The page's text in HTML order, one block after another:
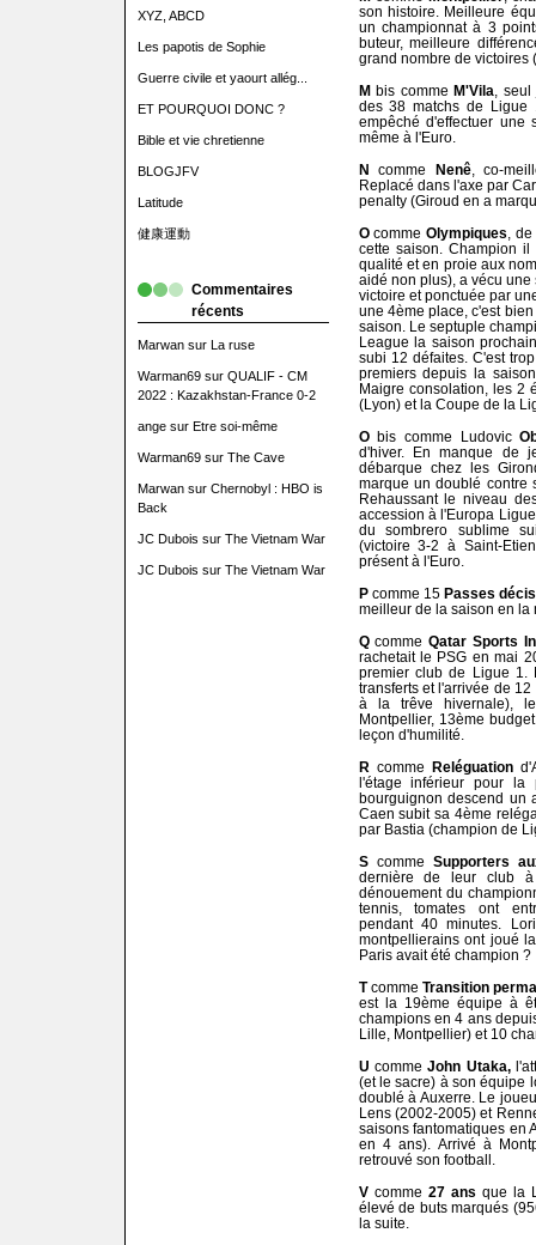
XYZ, ABCD
Les papotis de Sophie
Guerre civile et yaourt allég...
ET POURQUOI DONC ?
Bible et vie chretienne
BLOGJFV
Latitude
健康運動
Commentaires
récents
Marwansur La ruse
Warman69sur QUALIF - CM
2022 : Kazakhstan-France 0-2
angesur Etre soi-même
Warman69sur The Cave
Marwansur Chernobyl : HBO is
Back
JC Dubois sur The Vietnam War
JC Dubois sur The Vietnam War
son histoire. Meilleure
un championnat à 3
buteur, meilleure
grand nombre de victoires
Mbis commeM'Vila ,
des 38 matchs de
empêché d'effectuer une
même à l'Euro.
N comme Nenê, co-
Replacé dans l'axe par
penalty (Giroud en a
OcommeOlympiques ,
cette saison. Champion
qualité et en proie aux
aidé non plus), a vécu
victoire et ponctuée par
une 4ème place, c'est
saison. Le septuple
League la saison
subi 12 défaites. C'est
premiers depuis la
Maigre consolation, les 2
(Lyon) et la Coupe de la
Obis comme Ludovic
d'hiver. En manque de
débarque chez les
marque un doublé contre
Rehaussant le niveau
accession à l'Europa
du sombrero sublime
(victoire 3-2 à Saint-
présent à l'Euro.
Pcomme 15Passes
meilleur de la saison en la
QcommeQatar Sports
rachetait le PSG en mai
premier club de Ligue 1.
transferts et l'arrivée de
à la trêve hivernale),
Montpellier, 13ème
leçon d'humilité.
R comme Reléguation
l'étage inférieur pour la
bourguignon descend un
Caen subit sa 4ème
par Bastia (champion de
Scomme Supporters
dernière de leur club à
dénouement du
tennis, tomates ont
pendant 40 minutes.
montpellierains ont joué
Paris avait été champion ?
Tcomme Transition
est la 19ème équipe à
champions en 4 ans
Lille, Montpellier) et 10
U commeJohn Utaka,
(et le sacre) à son équipe
doublé à Auxerre. Le
Lens (2002-2005) et
saisons fantomatiques en
en 4 ans). Arrivé à
retrouvé son football.
Vcomme 27 ans que la
élevé de buts marqués
la suite.